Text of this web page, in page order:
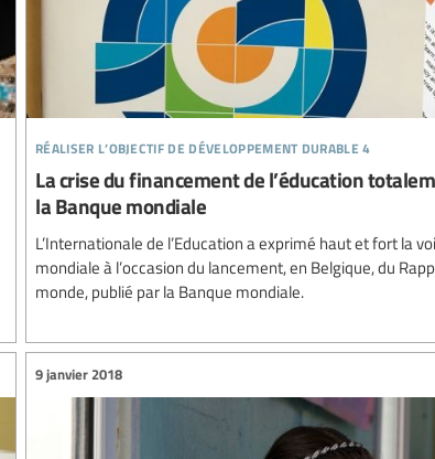
réaliser l’objectif de développement durable 4
La crise du financement de l’éducation
la Banque mondiale
L’Internationale de l’Education a exprimé haut et fort la
mondiale à l’occasion du lancement, en Belgique, du
monde, publié par la Banque mondiale.
9 janvier 2018